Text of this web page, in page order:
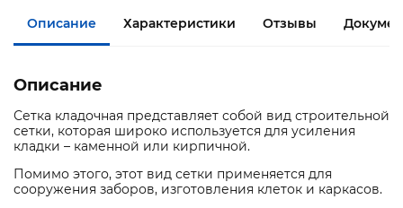
Описание Характеристики Отзывы
Описание
Сетка кладочная представляет собой вид строительной
сетки, которая широко используется для усиления
кладки – каменной или кирпичной.
Помимо этого, этот вид сетки применяется для
сооружения заборов, изготовления клеток и каркасов.